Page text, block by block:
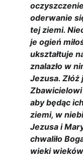
oderwanie
tej ziemi.
je ogień
ukształtuje
znalazło w
Jezusa.
Zbawicielowi
aby będąc
ziemi, w
Jezusa i
chwaliło
wieki